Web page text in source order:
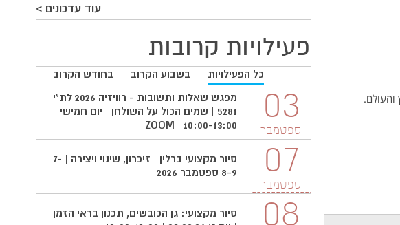
עוד עדכונים >
פעילויות קרובות
בחודש הקרוב בשבוע הקרוב כל הפעילויות
03
ספטמבר
מפגש שאלות ותשובות - רוויזיה 2026 לת"י
5281 | שמים הכול על השולחן | יום חמישי
10:00-13:00 | ZOOM
07
ספטמבר
סיור מקצועי ברלין | זיכרון, שינוי ויצירה | 7-
8-9 ספטמבר 2026
08
סיור מקצועי: גן הכובשים, תכנון בראי הזמן